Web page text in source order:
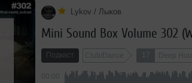
Lykov / Лыков
Mini Sound Box Volume 302
Подкаст Club/Dance 17 Deep